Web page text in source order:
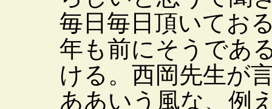
毎日毎日頂いてお
年も前にそうであ
ける。西岡先生が
ああいう風な、例